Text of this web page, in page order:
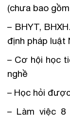
(chưa bao
– BHYT,
định pháp luật
– Cơ hội học
nghề
– Học hỏi
– Làm việc